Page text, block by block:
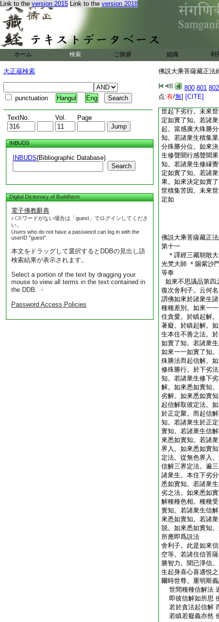
Link to the version 2015 Link to the version 2018
ホーム 検索 ご挨拶 組織 利
大正蔵検索
punctuation Hangul Eng
TextNo. Vol. Page
INBUDS
INBUDS(Bibliographic Database)
Search
Digital Dictionary of Buddhism
電子佛教辭典
パスワードがない場合は「guest」でログインしてくださ
い。
Users who do not have a password can log in with the
userID "guest".
本文をドラッグして選択するとDDBの見出し語
検索結果が表示されます。
Select a portion of the text by dragging your
mouse to view all terms in the text contained in
the DDB. ・
Password Access Policies
佛説大乘菩薩藏正法
800 801 802
点:有/無] [CITE]
與如來同其法者
佛説大乘菩薩藏正
諸果報等。皆
諸如來應供正等正
果。如來一一如實
業。集不善因離諸
果。如來一一如實
因。於未來世感下
了知。若諸衆生積
勝分位。於未來世
定如實了知。若諸
世起下劣行。未來
定如實了知。若諸
起。當感廣大殊勝
知。若諸衆生積集
分殊勝分位。如來
生修聲聞行感聲聞
知。若諸衆生修縁
定如實了知。若諸
果。如來決定如實
世積集苦因。未來
定如
佛説大乘菩薩藏正
第十一
＊譯經三藏朝散
光梵大師 ＊賜紫沙
等奉
如來不思議品第四
復次舍利子。云何
謂佛如來於諸衆生
種種差別。如來一
住貪愛。於瞋起解
著癡。於瞋起解。
生本住不善之法。
如實了知。若諸衆
如來一一如實了知
殊勝法而起信解。
修殊勝行。於下劣
知。若諸衆生修下
解。如來悉如實知
劣解。如來悉如實
起信解取彼定法。
於正定聚。而起信
知。若諸衆生於正
實知。若諸衆生信
來悉如實知。若諸
界入。如來悉如實
定法。從無色界入
信解三界定法。遍
諸衆生。本住下劣
悉如實知。若諸衆
劣之法。如來悉如
解種種色相。種種
實知。若諸衆生信
來悉如實知。若諸
脱。如來悉如實知
所應即爲説法
舍利子。此是如來
空等。若諸住信菩
勝智力。聞已淨信
生起身喜心喜適悦
爾時世尊。重明斯
世間種種信解法
即彼信解如所思
若於貪法起信解
若瞋若癡義亦然